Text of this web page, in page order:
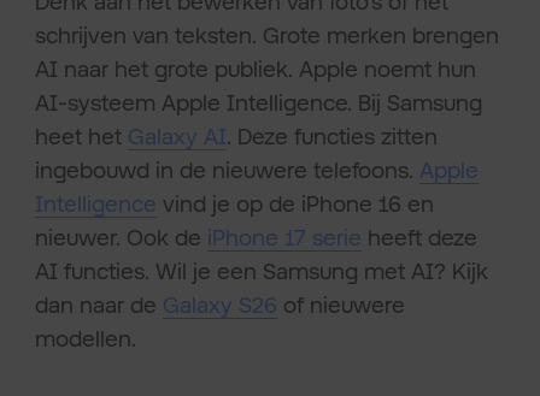
schrijven van teksten. Grote merken brengen
AI naar het grote publiek. Apple noemt hun
AI-systeem Apple Intelligence. Bij Samsung
heet het Galaxy AI. Deze functies zitten
ingebouwd in de nieuwere telefoons. Apple
Intelligence vind je op de iPhone 16 en
nieuwer. Ook de iPhone 17 serie heeft deze
AI functies. Wil je een Samsung met AI? Kijk
dan naar de Galaxy S26 of nieuwere
modellen.